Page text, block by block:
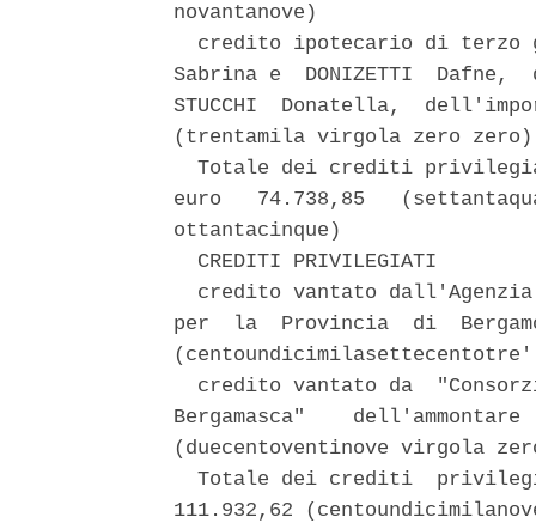
novantanove)
credito ipotecario di terzo
Sabrina e  DONIZETTI
STUCCHI  Donatella,
(trentamila virgola zero
Totale dei crediti
euro   74.738,85
ottantacinque)
  CREDITI PRIVILEGIATI
credito vantato
per  la  Provincia  di
credito vantato da
Bergamasca"
(duecentoventinove virgola
Totale dei crediti
111.932,62